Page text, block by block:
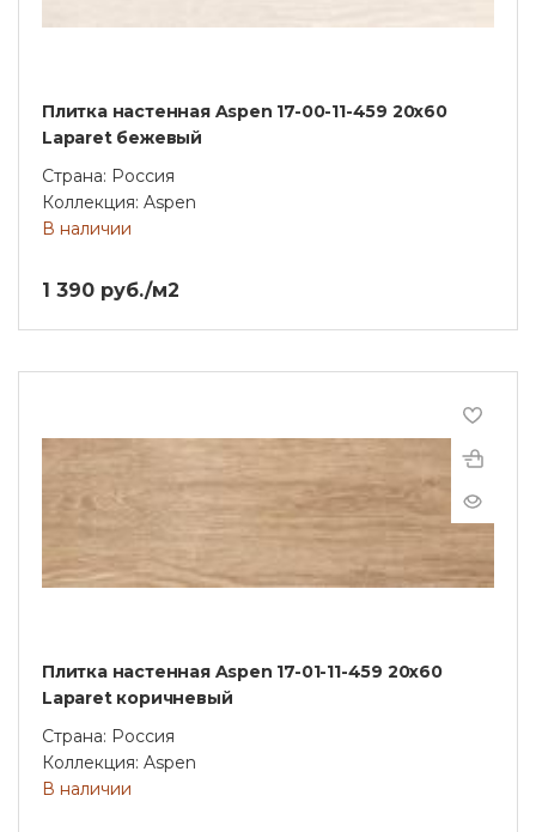
Плитка настенная Aspen 17-00-11-459 20х60
Laparet бежевый
Страна: Россия
Коллекция: Aspen
В наличии
1 390 руб./м2
Плитка настенная Aspen 17-01-11-459 20х60
Laparet коричневый
Страна: Россия
Коллекция: Aspen
В наличии